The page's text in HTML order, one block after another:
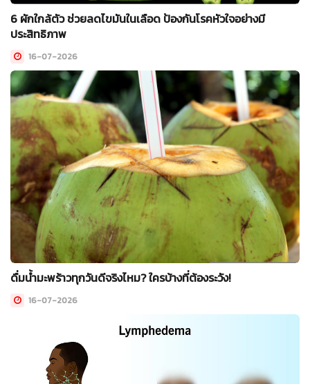
6 ผักใกล้ตัว ช่วยลดไขมันในเลือด ป้องกันโรคหัวใจอย่างมี
ประสิทธิภาพ
16-07-2026
ดื่มน้ำมะพร้าวทุกวันดีจริงไหม? ใครบ้างที่ต้องระวัง!
16-07-2026